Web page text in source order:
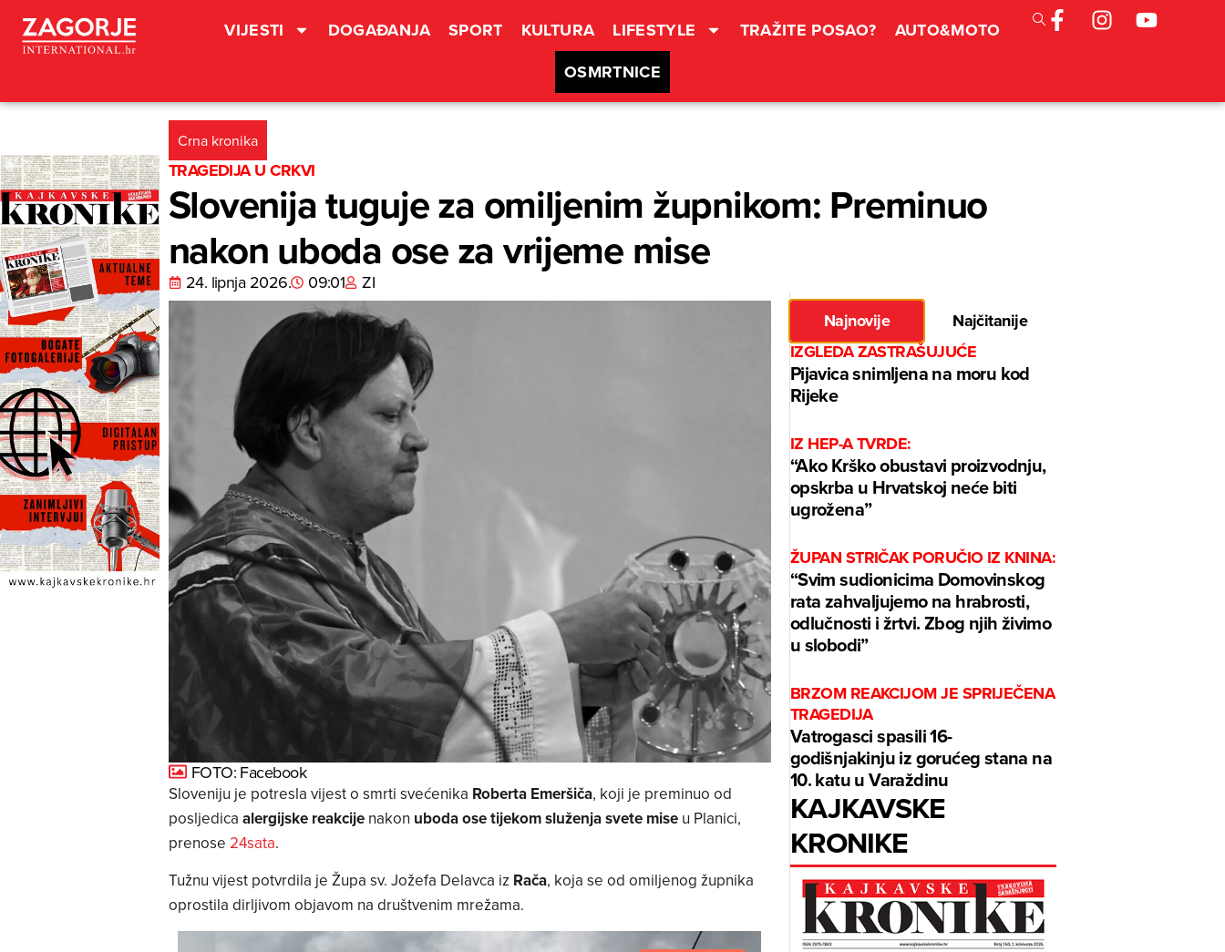
VIJESTI DOGAĐANJA SPORT KULTURA LIFESTYLE TRAŽITE POSAO?
AUTO&MOTO
OSMRTNICE
Crna kronika
TRAGEDIJA U CRKVI
Slovenija tuguje za omiljenim župnikom: Preminuo
nakon uboda ose za vrijeme mise
24. lipnja 2026. 09:01 ZI
FOTO: Facebook
Sloveniju je potresla vijest o smrti svećenika Roberta Emeršiča, koji je preminuo od
posljedica alergijske reakcijenakon uboda ose tijekom služenja svete miseu Planici,
prenose 24sata.
Tužnu vijest potvrdila je Župa sv. Jožefa Delavca iz Rača, koja se od omiljenog župnika
oprostila dirljivom objavom na društvenim mrežama.
Najnovije
Najčitanije
IZGLEDA ZASTRAŠUJUĆE
Pijavica snimljena na moru kod
Rijeke
IZ HEP-A TVRDE:
“Ako Krško obustavi proizvodnju,
opskrba u Hrvatskoj neće biti
ugrožena”
ŽUPAN STRIČAK PORUČIO IZ KNINA:
“Svim sudionicima Domovinskog
rata zahvaljujemo na hrabrosti,
odlučnosti i žrtvi. Zbog njih živimo
u slobodi”
BRZOM REAKCIJOM JE SPRIJEČENA
TRAGEDIJA
Vatrogasci spasili 16-
godišnjakinju iz gorućeg stana na
10. katu u Varaždinu
KAJKAVSKE
KRONIKE